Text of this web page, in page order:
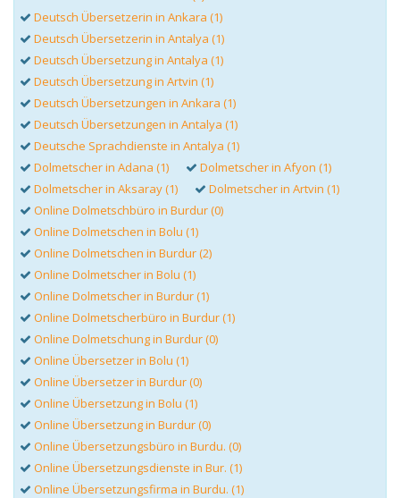
Deutsch Übersetzerin in Ankara (1)
Deutsch Übersetzerin in Antalya (1)
Deutsch Übersetzung in Antalya (1)
Deutsch Übersetzung in Artvin (1)
Deutsch Übersetzungen in Ankara (1)
Deutsch Übersetzungen in Antalya (1)
Deutsche Sprachdienste in Antalya (1)
Dolmetscher in Adana (1)
Dolmetscher in Afyon (1)
Dolmetscher in Aksaray (1)
Dolmetscher in Artvin (1)
Online Dolmetschbüro in Burdur (0)
Online Dolmetschen in Bolu (1)
Online Dolmetschen in Burdur (2)
Online Dolmetscher in Bolu (1)
Online Dolmetscher in Burdur (1)
Online Dolmetscherbüro in Burdur (1)
Online Dolmetschung in Burdur (0)
Online Übersetzer in Bolu (1)
Online Übersetzer in Burdur (0)
Online Übersetzung in Bolu (1)
Online Übersetzung in Burdur (0)
Online Übersetzungsbüro in Burdu. (0)
Online Übersetzungsdienste in Bur. (1)
Online Übersetzungsfirma in Burdu. (1)